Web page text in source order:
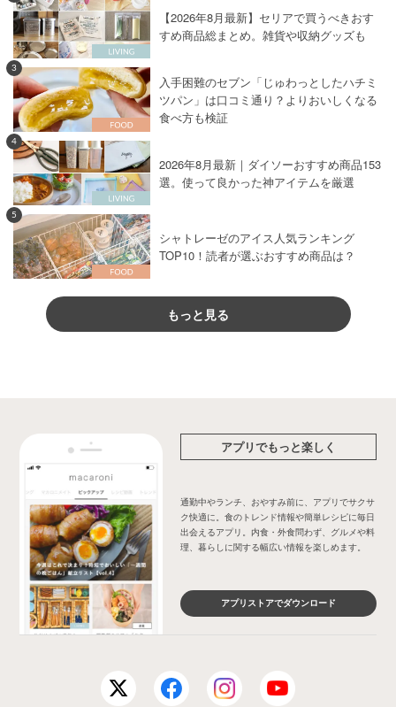
【2026年8月最新】セリアで買うべきおす
すめ商品総まとめ。雑貨や収納グッズも
3
入手困難のセブン「じゅわっとしたハチミ
ツパン」は口コミ通り？よりおいしくなる
食べ方も検証
4
2026年8月最新｜ダイソーおすすめ商品153
選。使って良かった神アイテムを厳選
5
シャトレーゼのアイス人気ランキング
TOP10！読者が選ぶおすすめ商品は？
もっと見る
アプリでもっと楽しく
通勤中やランチ、おやすみ前に、アプリでサクサ
ク快適に。食のトレンド情報や簡単レシピに毎日
出会えるアプリ。内食・外食問わず、グルメや料
理、暮らしに関する幅広い情報を楽しめます。
アプリストアでダウンロード